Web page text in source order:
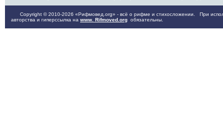
Copyright © 2010-2026 «Рифмовед.org» - всё о рифме и стихосложении. При
авторства и гиперссылка на www. Rifmoved.org обязательны.